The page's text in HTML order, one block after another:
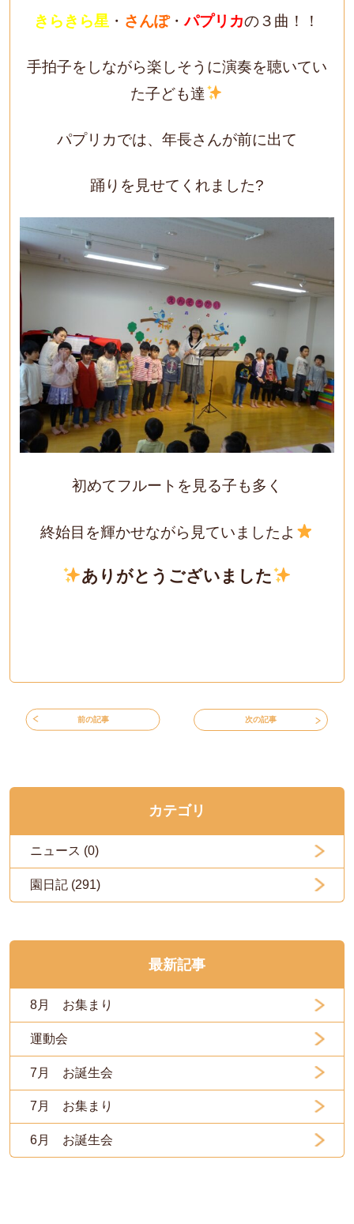
きらきら星 ・ さんぽ・パプリカの３曲！！
手拍子をしながら楽しそうに演奏を聴いてい
た子ども達
パプリカでは、年長さんが前に出て
踊りを見せてくれました?
初めてフルートを見る子も多く
終始目を輝かせながら見ていましたよ
ありがとうございました
前の記事 次の記事
カテゴリ
ニュース (0)
園日記 (291)
最新記事
8月 お集まり
運動会
7月 お誕生会
7月 お集まり
6月 お誕生会